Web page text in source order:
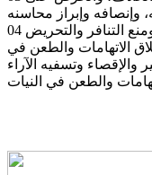
04 الاحترام المتبادل بين العلماء والدعاة ومنع التنافر والتحريض
الاتهامات والطعن في
والإقصاء وتسفيه الآراء